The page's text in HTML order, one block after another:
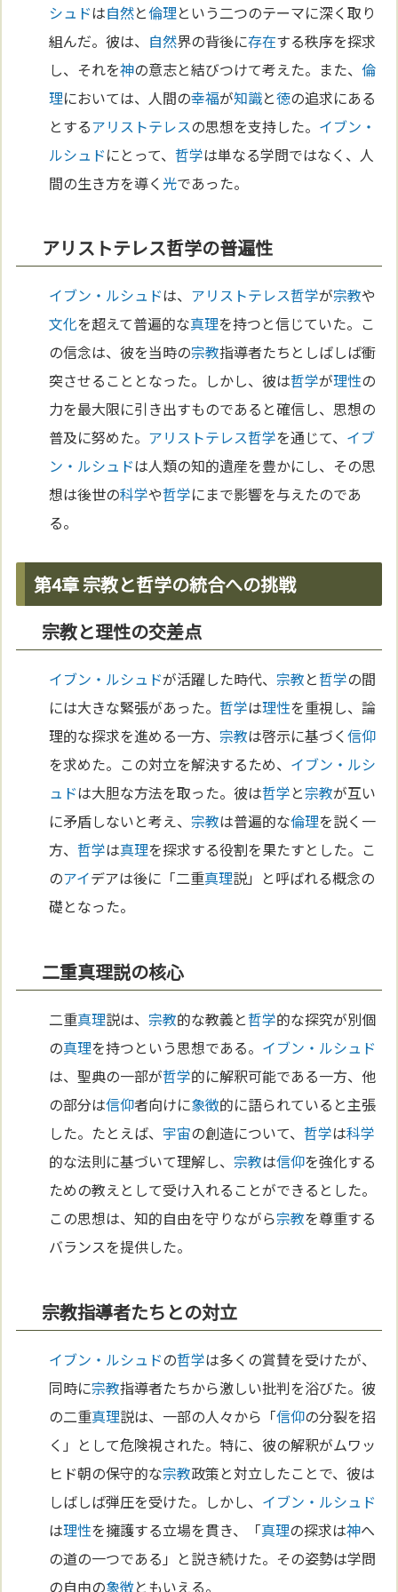
シュドは自然と倫理という二つのテーマに深く取り
組んだ。彼は、 自然界の背後に存在する秩序を探求
し、それを神の意志と結びつけて考えた。また、倫
理においては、人間の幸福が知識と徳の追求にある
とするアリストテレスの思想を支持した。 イブン・
ルシュドにとって、 哲学は単なる学問ではなく、人
間の生き方を導く 光であった。
アリストテレス哲学の普遍性
イブン・ルシュドは、 アリストテレス哲学が宗教や
文化を超えて普遍的な真理を持つと信じていた。こ
の信念は、彼を当時の宗教指導者たちとしばしば衝
突させることとなった。しかし、彼は哲学が理性の
力を最大限に引き出すものであると確信し、思想の
普及に努めた。 アリストテレス哲学を通じて、 イブ
ン・ルシュドは人類の知的遺産を豊かにし、その思
想は後世の科学や哲学にまで影響を与えたのであ
る。
第4章 宗教と哲学の統合への挑戦
宗教と理性の交差点
イブン・ルシュドが活躍した時代、 宗教と哲学の間
には大きな緊張があった。 哲学は理性を重視し、論
理的な探求を進める一方、 宗教は啓示に基づく信仰
を求めた。この対立を解決するため、 イブン・ルシ
ュドは大胆な方法を取った。彼は哲学と宗教が互い
に矛盾しないと考え、 宗教は普遍的な倫理を説く一
方、 哲学は真理を探求する役割を果たすとした。こ
のアイデアは後に「二重真理説」と呼ばれる概念の
礎となった。
二重真理説の核心
二重真理説は、 宗教的な教義と哲学的な探究が別個
の真理を持つという思想である。 イブン・ルシュド
は、聖典の一部が哲学的に解釈可能である一方、他
の部分は信仰者向けに象徴的に語られていると主張
した。たとえば、 宇宙の創造について、 哲学は科学
的な法則に基づいて理解し、 宗教は信仰を強化する
ための教えとして受け入れることができるとした。
この思想は、知的自由を守りながら宗教を尊重する
バランスを提供した。
宗教指導者たちとの対立
イブン・ルシュドの哲学は多くの賞賛を受けたが、
同時に宗教指導者たちから激しい批判を浴びた。彼
の二重真理説は、一部の人々から「信仰の分裂を招
く」として危険視された。特に、彼の解釈がムワッ
ヒド朝の保守的な宗教政策と対立したことで、彼は
しばしば弾圧を受けた。しかし、 イブン・ルシュド
は理性を擁護する立場を貫き、「真理の探求は神へ
の道の一つである」と説き続けた。その姿勢は学問
の自由の象徴ともいえる。